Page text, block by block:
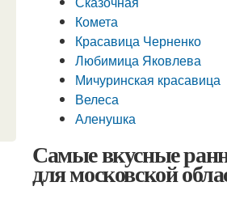
Комета
Красавица Черненко
Любимица Яковлева
Мичуринская красавица
Велеса
Аленушка
Самые вкусные
для московской